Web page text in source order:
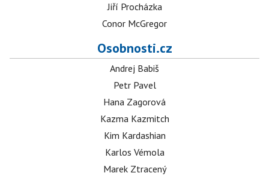
Jiří Procházka
Conor McGregor
Osobnosti.cz
Andrej Babiš
Petr Pavel
Hana Zagorová
Kazma Kazmitch
Kim Kardashian
Karlos Vémola
Marek Ztracený